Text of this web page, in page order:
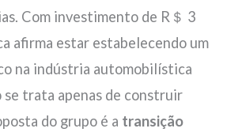
Com investimento de R＄ 3
afirma estar estabelecendo um
na indústria automobilística
se trata apenas de construir
do grupo é a transição